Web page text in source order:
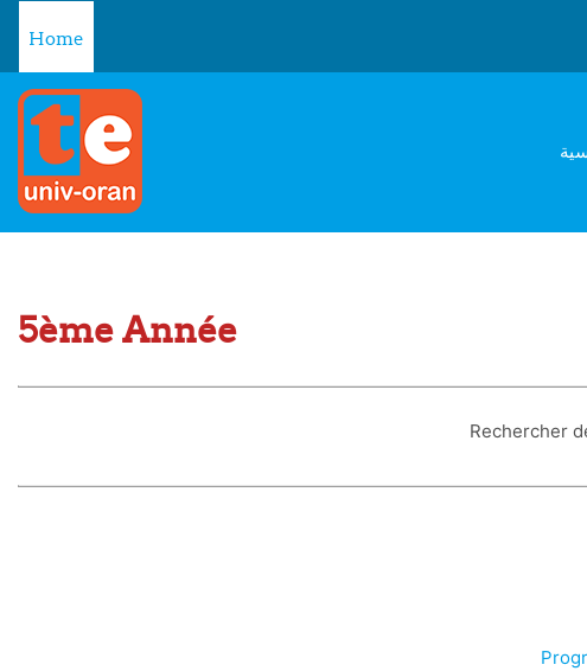
Home
5ème Année
Rechercher